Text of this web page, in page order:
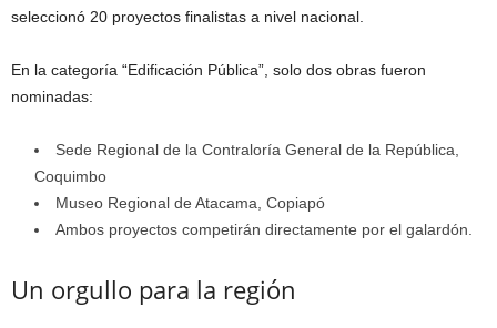
seleccionó 20 proyectos finalistas a nivel nacional.
En la categoría “Edificación Pública”, solo dos obras fueron
nominadas:
Sede Regional de la Contraloría General de la República,
Coquimbo
Museo Regional de Atacama, Copiapó
Ambos proyectos competirán directamente por el galardón.
Un orgullo para la región